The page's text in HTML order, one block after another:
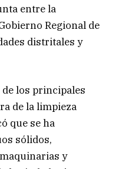
entre la
Regional de
distritales y
los principales
de la limpieza
que se ha
sólidos,
y